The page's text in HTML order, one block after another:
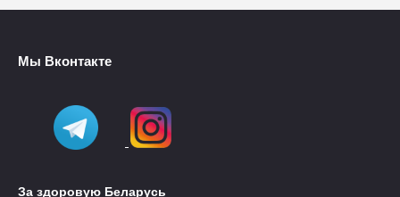
Мы Вконтакте
За здоровую Беларусь